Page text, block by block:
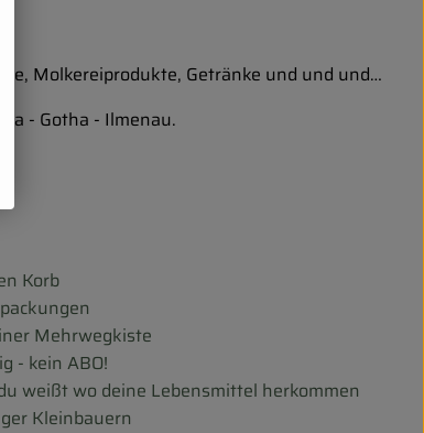
Molkereiprodukte, Getränke und und und…
- Gotha - Ilmenau.
Korb
Mehrwegkiste
- kein ABO!
weißt wo deine Lebensmittel herkommen
Kleinbauern